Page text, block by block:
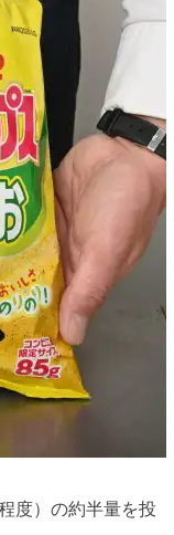
度）の約半量を投